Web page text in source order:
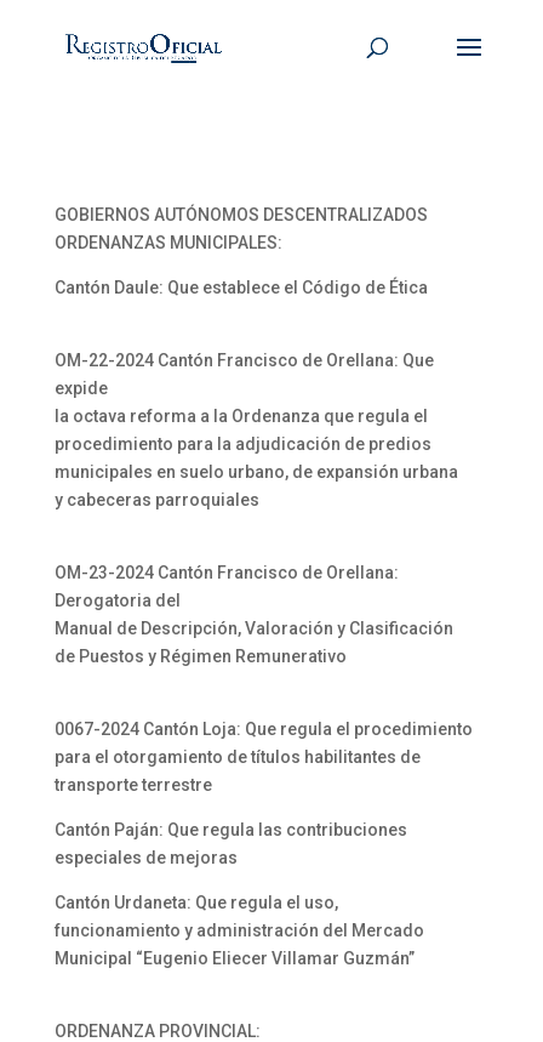
GOBIERNOS AUTÓNOMOS DESCENTRALIZADOS
ORDENANZAS MUNICIPALES:
Cantón Daule: Que establece el Código de Ética
OM-22-2024 Cantón Francisco de Orellana: Que
expide
la octava reforma a la Ordenanza que regula el
procedimiento para la adjudicación de predios
municipales en suelo urbano, de expansión urbana
y cabeceras parroquiales
OM-23-2024 Cantón Francisco de Orellana:
Derogatoria del
Manual de Descripción, Valoración y Clasificación
de Puestos y Régimen Remunerativo
0067-2024 Cantón Loja: Que regula el procedimiento
para el otorgamiento de títulos habilitantes de
transporte terrestre
Cantón Paján: Que regula las contribuciones
especiales de mejoras
Cantón Urdaneta: Que regula el uso,
funcionamiento y administración del Mercado
Municipal “Eugenio Eliecer Villamar Guzmán”
ORDENANZA PROVINCIAL: